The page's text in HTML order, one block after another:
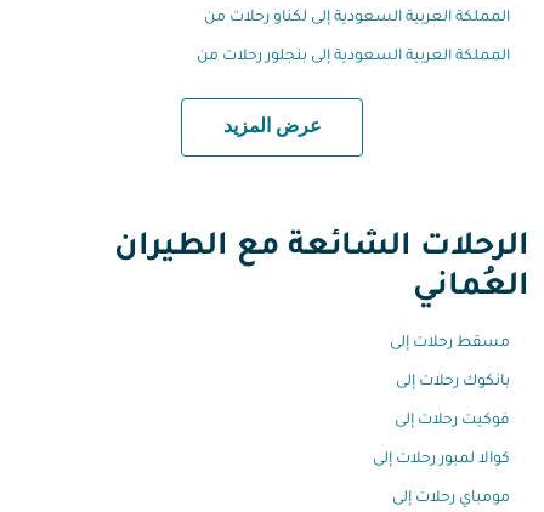
المملكة العربية السعودية إلى لكناو رحلات من
المملكة العربية السعودية إلى بنجلور رحلات من
عرض المزيد
الرحلات الشائعة مع الطيران
العُماني
مسقط رحلات إلى
بانكوك رحلات إلى
فوكيت رحلات إلى
كوالا لمبور رحلات إلى
مومباي رحلات إلى